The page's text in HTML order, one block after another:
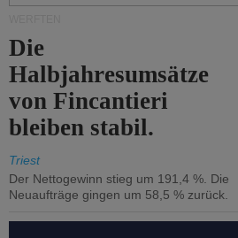
Die
Halbjahresumsätze
von Fincantieri
bleiben stabil.
Triest
Der Nettogewinn stieg um 191,4 %. Die
Neuaufträge gingen um 58,5 % zurück.